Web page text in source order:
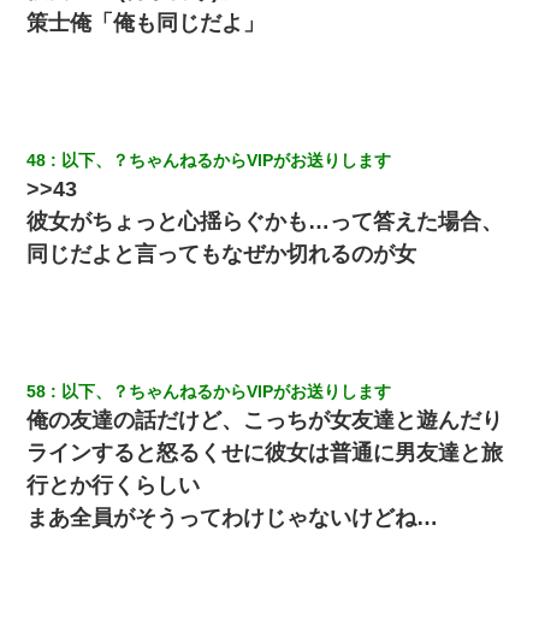
策士俺「俺も同じだよ」
48 以下、？ちゃんねるからVIPがお送りします
>>43
彼女がちょっと心揺らぐかも…って答えた場合、
同じだよと言ってもなぜか切れるのが女
58 以下、？ちゃんねるからVIPがお送りします
俺の友達の話だけど、こっちが女友達と遊んだり
ラインすると怒るくせに彼女は普通に男友達と旅
行とか行くらしい
まあ全員がそうってわけじゃないけどね…